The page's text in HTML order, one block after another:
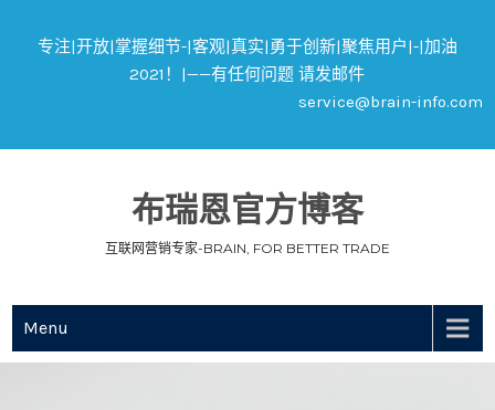
专注|开放|掌握细节-|客观|真实|勇于创新|聚焦用户|-|加油
2021！|——有任何问题 请发邮件
service@brain-info.com
布瑞恩官方博客
互联网营销专家-BRAIN, FOR BETTER TRADE
Menu